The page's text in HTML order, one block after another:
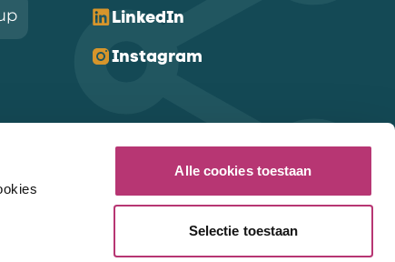
Alle cookies toestaan
Selectie toestaan
LinkedIn
Instagram